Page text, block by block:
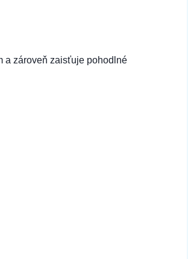
a zároveň zaisťuje pohodlné